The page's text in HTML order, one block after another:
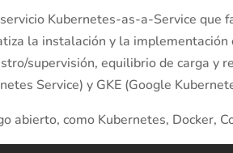
Kubernetes-as-a-Service
la instalación y la
supervisión, equilibrio de carga y
Service) y GKE (Google
abierto, como Kubernetes, Docker,